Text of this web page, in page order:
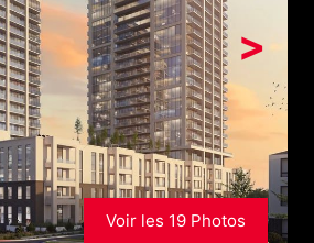
>
Voir les 19 Photos